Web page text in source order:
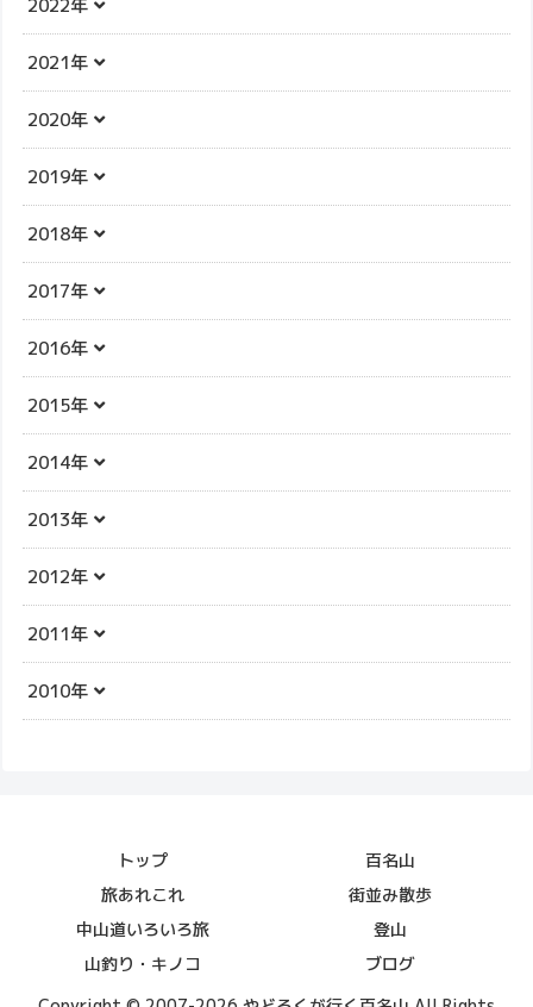
2022年
2021年
2020年
2019年
2018年
2017年
2016年
2015年
2014年
2013年
2012年
2011年
2010年
トップ
百名山
旅あれこれ
街並み散歩
中山道いろいろ旅
登山
山釣り・キノコ
ブログ